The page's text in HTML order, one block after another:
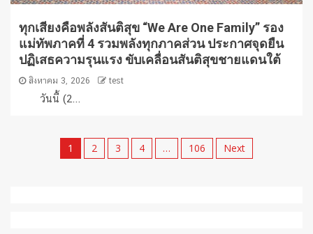
ทุกเสียงคือพลังสันติสุข “We Are One Family” รอง
แม่ทัพภาคที่ 4 รวมพลังทุกภาคส่วน ประกาศจุดยืน
ปฏิเสธความรุนแรง ขับเคลื่อนสันติสุขชายแดนใต้
สิงหาคม 3, 2026 test
วันนี้ (2...
1 2 3 4 … 106 Next